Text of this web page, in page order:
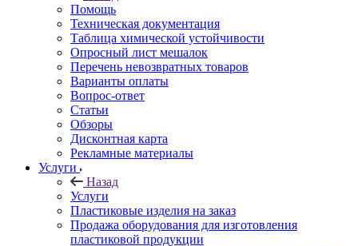
Помощь
Техническая документация
Таблица химической устойчивости
Опросный лист мешалок
Перечень невозвратных товаров
Варианты оплаты
Вопрос-ответ
Статьи
Обзоры
Дисконтная карта
Рекламные материалы
Услуги
Назад
Услуги
Пластиковые изделия на заказ
Продажа оборудования для изготовления
пластиковой продукции